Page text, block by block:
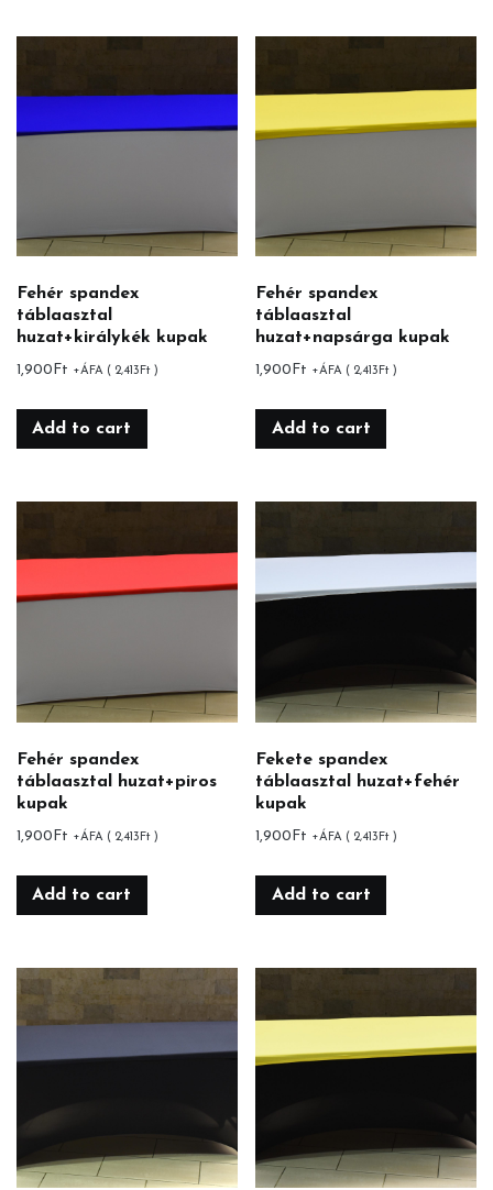
Fehér spandex
táblaasztal
huzat+királykék kupak
1,900 Ft +ÁFA ( 2,413Ft )
Add to cart
Fehér spandex
táblaasztal
huzat+napsárga kupak
1,900 Ft +ÁFA ( 2,413Ft )
Add to cart
Fehér spandex
táblaasztal huzat+piros
kupak
1,900 Ft +ÁFA ( 2,413 Ft )
Add to cart
Fekete spandex
táblaasztal huzat+fehér
kupak
1,900 Ft +ÁFA ( 2,413 Ft )
Add to cart